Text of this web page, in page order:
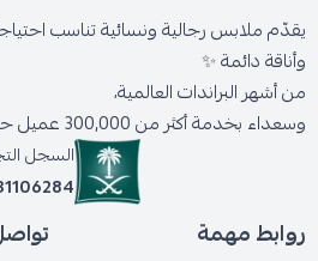
يقدّم ملابس رجالية ونسائية تناسب
وأناقة دائمة ✨
من أشهر البراندات العالمية،
وسعداء بخدمة أكثر من 300,000 عميل حول المملكة.
السجل
روابط مهمة